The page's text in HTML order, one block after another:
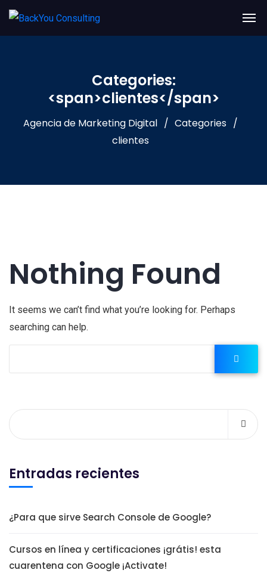
Categories:
<span>clientes</span>
Agencia de Marketing Digital
Categories
clientes
Nothing Found
It seems we can’t find what you’re looking for. Perhaps
searching can help.
Entradas recientes
¿Para que sirve Search Console de Google?
Cursos en línea y certificaciones ¡grátis! esta
cuarentena con Google ¡Activate!